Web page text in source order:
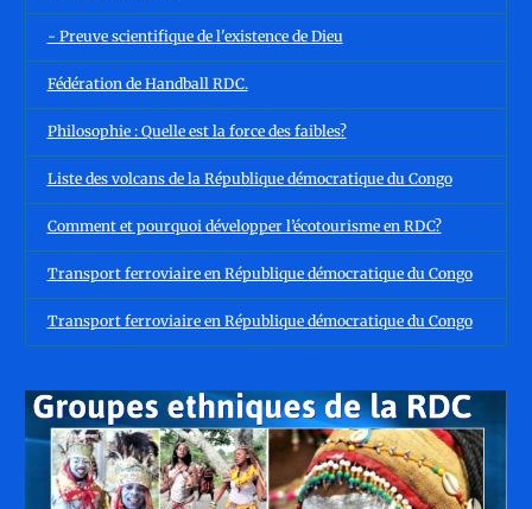
- Preuve scientifique de l'existence de Dieu
Fédération de Handball RDC.
Philosophie : Quelle est la force des faibles?
Liste des volcans de la République démocratique du Congo
Comment et pourquoi développer l’écotourisme en RDC?
Transport ferroviaire en République démocratique du Congo
Transport ferroviaire en République démocratique du Congo